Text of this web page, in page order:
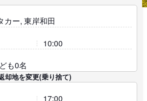
却地を変更(乗り捨て)